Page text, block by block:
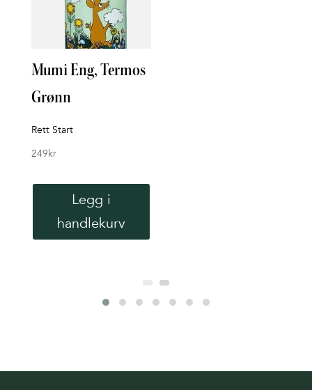
Mumi Eng, Termos
Grønn
Rett Start
249kr
Legg i
handlekurv